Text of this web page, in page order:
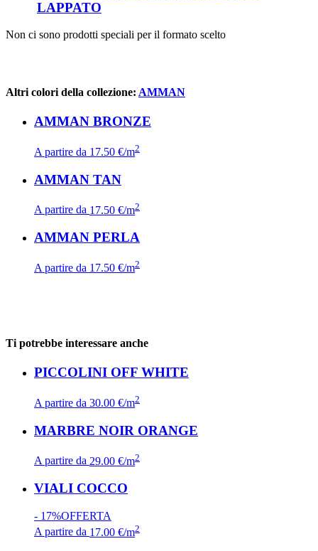
LAPPATO
Non ci sono prodotti speciali per il formato scelto
Altri colori della collezione: AMMAN
AMMAN BRONZE
A partire da 17.50 €/m2
AMMAN TAN
A partire da 17.50 €/m2
AMMAN PERLA
A partire da 17.50 €/m2
Ti potrebbe interessare anche
PICCOLINI OFF WHITE
A partire da 30.00 €/m2
MARBRE NOIR ORANGE
A partire da 29.00 €/m2
VIALI COCCO
- 17%OFFERTA
A partire da 17.00 €/m2